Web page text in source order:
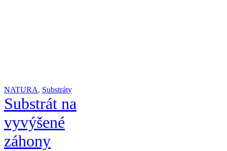
NATURA, Substráty
Substrát na
vyvýšené
záhony